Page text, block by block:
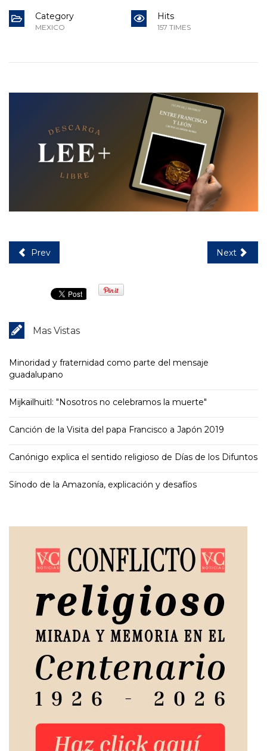
Category
MEXICO
Hits
157 TIMES
Prev Next
Mas Vistas
Minoridad y fraternidad como parte del mensaje
guadalupano
Mijkailhuitl: "Nosotros no celebramos la muerte"
Canción de la Visita del papa Francisco a Japón 2019
Canónigo explica el sentido religioso de Días de los Difuntos
Sínodo de la Amazonía, explicación y desafíos